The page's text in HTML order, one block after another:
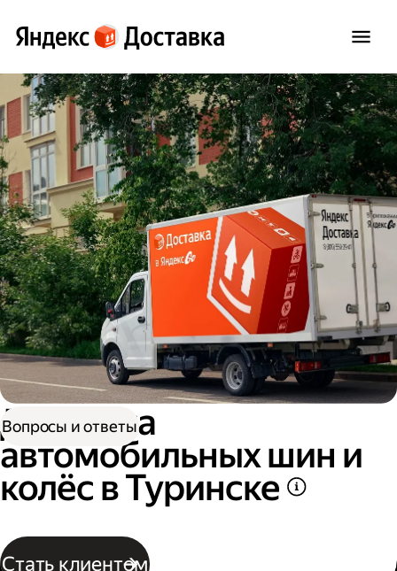
Доставка
автомобильных шин и
колёс в Туринске
Стать клиентом
Вопросы и ответы